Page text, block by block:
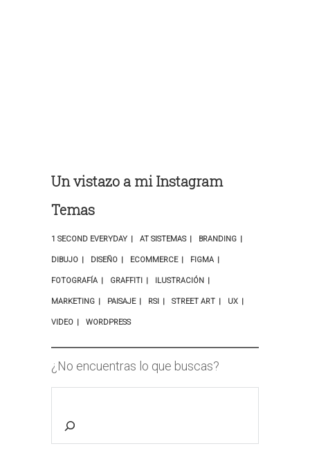
Un vistazo a mi Instagram
Temas
1 SECOND EVERYDAY AT SISTEMAS BRANDING
DIBUJO DISEÑO ECOMMERCE FIGMA
FOTOGRAFÍA GRAFFITI ILUSTRACIÓN
MARKETING PAISAJE RSI STREET ART UX
VIDEO WORDPRESS
¿No encuentras lo que buscas?